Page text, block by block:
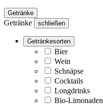
Getränke
Getränke schließen
Getränkesorten
Bier
Wein
Schnäpse
Cocktails
Longdrinks
Bio-Limonaden